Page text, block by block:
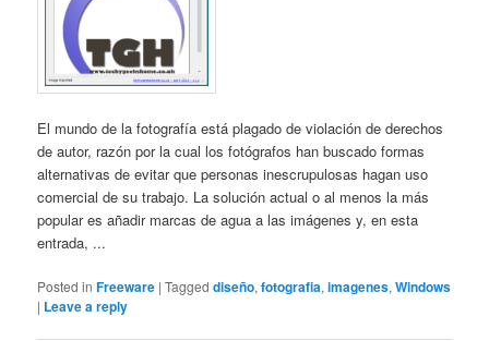
El mundo de la fotografía está plagado de violación de derechos
de autor, razón por la cual los fotógrafos han buscado formas
alternativas de evitar que personas inescrupulosas hagan uso
comercial de su trabajo. La solución actual o al menos la más
popular es añadir marcas de agua a las imágenes y, en esta
entrada, ...
Posted in Freeware |Tagged diseño,fotografia,imagenes,Windows
| Leave a reply